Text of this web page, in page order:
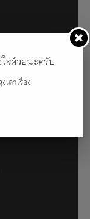
cat ultra
ใจด้วยนะครับ